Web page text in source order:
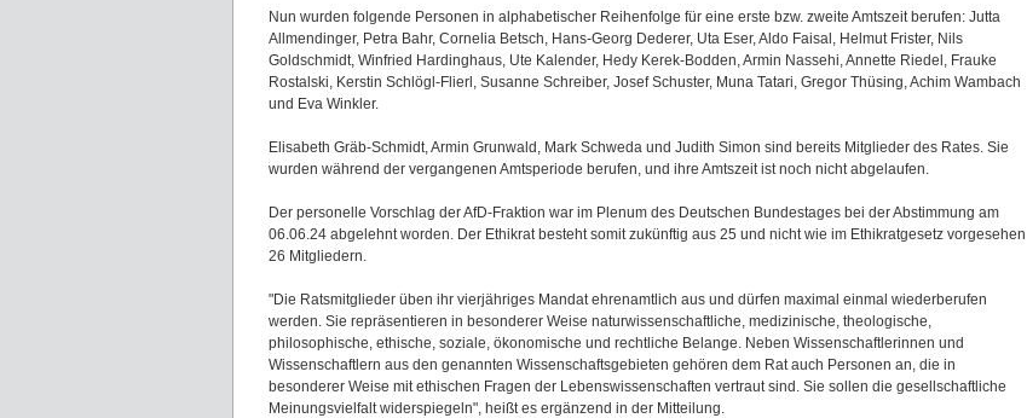
Nun wurden folgende Personen in alphabetischer Reihenfolge für eine erste bzw. zweite Amtszeit berufen: Jutta
Allmendinger, Petra Bahr, Cornelia Betsch, Hans-Georg Dederer, Uta Eser, Aldo Faisal, Helmut Frister, Nils
Goldschmidt, Winfried Hardinghaus, Ute Kalender, Hedy Kerek-Bodden, Armin Nassehi, Annette Riedel, Frauke
Rostalski, Kerstin Schlögl-Flierl, Susanne Schreiber, Josef Schuster, Muna Tatari, Gregor Thüsing, Achim Wambach
und Eva Winkler.
Elisabeth Gräb-Schmidt, Armin Grunwald, Mark Schweda und Judith Simon sind bereits Mitglieder des Rates. Sie
wurden während der vergangenen Amtsperiode berufen, und ihre Amtszeit ist noch nicht abgelaufen.
Der personelle Vorschlag der AfD-Fraktion war im Plenum des Deutschen Bundestages bei der Abstimmung am
06.06.24 abgelehnt worden. Der Ethikrat besteht somit zukünftig aus 25 und nicht wie im Ethikratgesetz vorgesehen
26 Mitgliedern.
"Die Ratsmitglieder üben ihr vierjähriges Mandat ehrenamtlich aus und dürfen maximal einmal wiederberufen
werden. Sie repräsentieren in besonderer Weise naturwissenschaftliche, medizinische, theologische,
philosophische, ethische, soziale, ökonomische und rechtliche Belange. Neben Wissenschaftlerinnen und
Wissenschaftlern aus den genannten Wissenschaftsgebieten gehören dem Rat auch Personen an, die in
besonderer Weise mit ethischen Fragen der Lebenswissenschaften vertraut sind. Sie sollen die gesellschaftliche
Meinungsvielfalt widerspiegeln", heißt es ergänzend in der Mitteilung.